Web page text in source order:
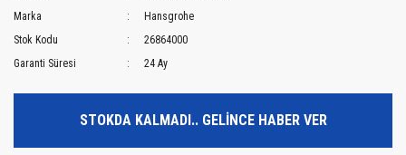
Marka
Hansgrohe
Stok Kodu
26864000
Garanti Süresi
24 Ay
STOKDA KALMADI.. GELİNCE HABER VER